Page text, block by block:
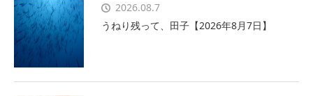
2026.08.7
うねり残って、田子【2026年8月7日】